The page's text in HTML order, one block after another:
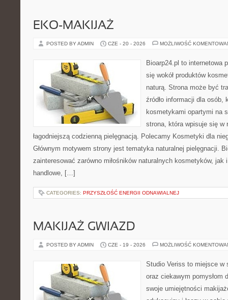
EKO-MAKIJAŻ
POSTED BY ADMIN CZE - 20 - 2026 MOŻLIWOŚĆ
Bioarp24.pl to internetowa
się wokół produktów
naturą. Strona może być
źródło informacji dla osób,
kosmetykami opartymi na
strona, która wpisuje się w
łagodniejszą codzienną pielęgnacją. Polecamy Kosmetyki dla
Głównym motywem strony jest tematyka naturalnej pielęgnacji.
zainteresować zarówno miłośników naturalnych kosmetyków, jak
handlowe, […]
CATEGORIES: PRZYSZŁOŚĆ ENERGII ODNAWIALNEJ
MAKIJAŻ GWIAZD
POSTED BY ADMIN CZE - 19 - 2026 MOŻLIWOŚĆ
Studio Veriss to miejsce w
oraz ciekawym pomysłom
swoje umiejętności